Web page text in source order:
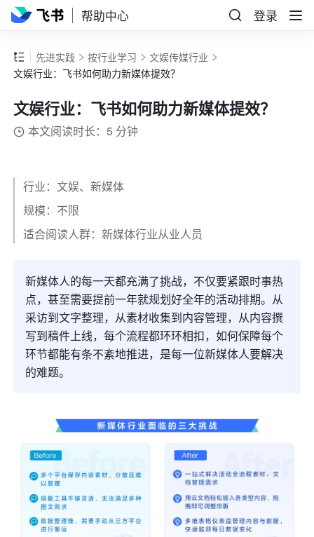
帮助中心 登录
先进实践 按行业学习
文娱传媒行业
文娱行业：飞书如何助力新媒体提效？
文娱行业：飞书如何助力新媒体提效？
本文阅读时长：5 分钟
行业：文娱、新媒体
规模：不限
适合阅读人群：新媒体行业从业人员
新媒体人的每一天都充满了挑战，不仅要紧跟时事热
点，甚至需要提前一年就规划好全年的活动排期。从
采访到文字整理，从素材收集到内容管理，从内容撰
写到稿件上线，每个流程都环环相扣，如何保障每个
环节都能有条不紊地推进，是每一位新媒体人要解决
的难题。